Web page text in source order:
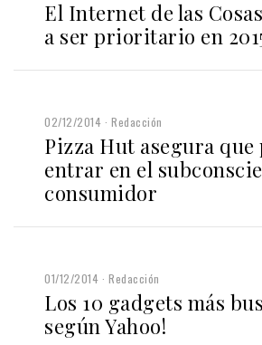
El Internet de las
a ser prioritario en
02/12/2014 Redacción
Pizza Hut asegura que
entrar en el
consumidor
01/12/2014 Redacción
Los 10 gadgets más
según Yahoo!